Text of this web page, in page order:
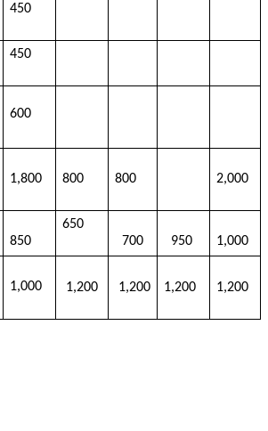
450
450
600
1,800 800 800 2,000
850
650
700
950
1,000
1,000 1,200 1,200 1,200 1,200